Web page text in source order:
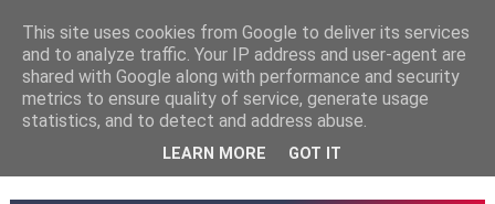
This site uses cookies from Google to deliver its services
and to analyze traffic. Your IP address and user-agent are
shared with Google along with performance and security
metrics to ensure quality of service, generate usage
statistics, and to detect and address abuse.
LEARN MORE GOT IT